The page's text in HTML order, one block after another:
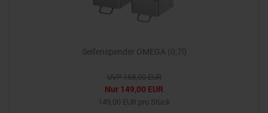
Seifenspender OMEGA (0,7l)
UVP 168,00 EUR
Nur 149,00 EUR
149,00 EUR pro Stück